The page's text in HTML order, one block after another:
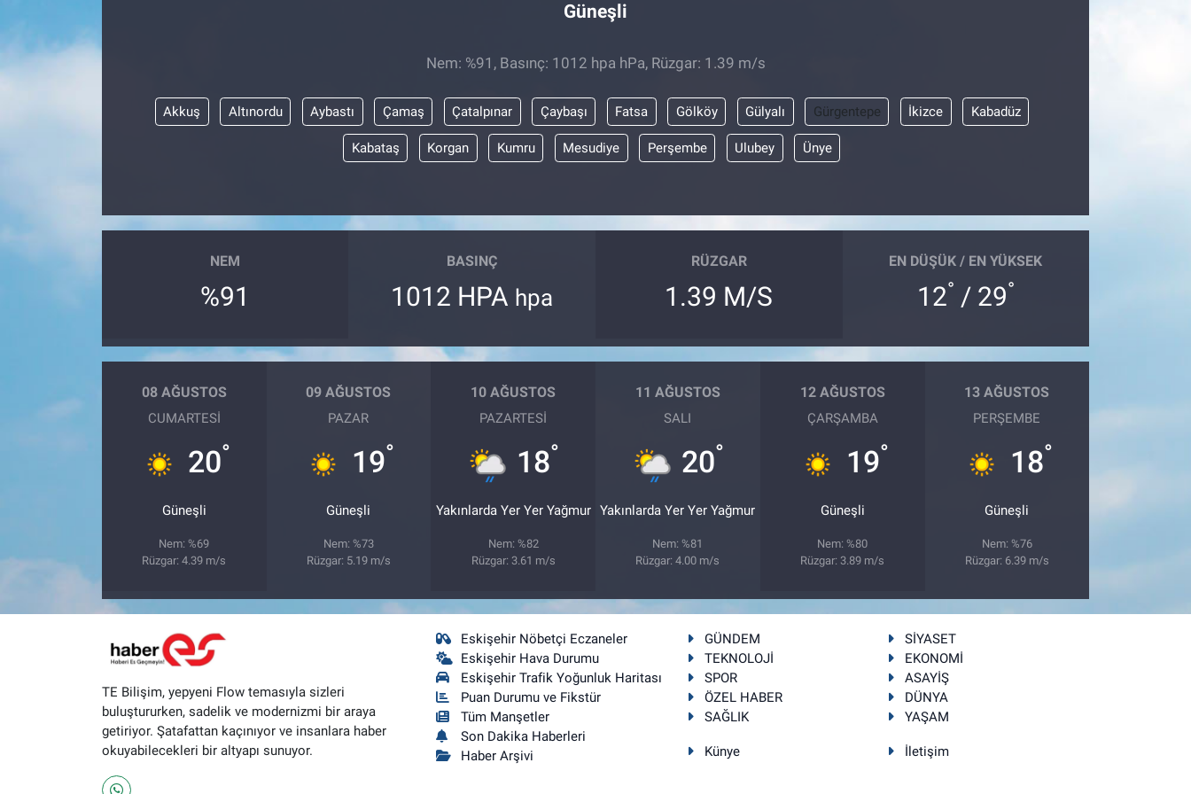
Güneşli
Nem: %91, Basınç: 1012 hpa hPa, Rüzgar: 1.39 m/s
Akkuş Altınordu Aybastı Çamaş Çatalpınar Çaybaşı Fatsa Gölköy Gülyalı Gürgentepe İkizce Kabadüz
Kabataş Korgan Kumru Mesudiye Perşembe Ulubey Ünye
NEM
%91
BASINÇ
1012 HPA hpa
RÜZGAR
1.39 M/S
EN DÜŞÜK / EN YÜKSEK
12° / 29°
08 AĞUSTOS
CUMARTESI
20°
Güneşli
Nem: %69
Rüzgar: 4.39 m/s
09 AĞUSTOS
PAZAR
19°
Güneşli
Nem: %73
Rüzgar: 5.19 m/s
10 AĞUSTOS
PAZARTESI
18°
Yakınlarda Yer Yer Yağmur
Nem: %82
Rüzgar: 3.61 m/s
11 AĞUSTOS
SALI
20°
Yakınlarda Yer Yer Yağmur
Nem: %81
Rüzgar: 4.00 m/s
12 AĞUSTOS
ÇARŞAMBA
19°
Güneşli
Nem: %80
Rüzgar: 3.89 m/s
13 AĞUSTOS
PERŞEMBE
18°
Güneşli
Nem: %76
Rüzgar: 6.39 m/s
TE Bilişim, yepyeni Flow temasıyla sizleri
buluştururken, sadelik ve modernizmi bir araya
getiriyor. Şatafattan kaçınıyor ve insanlara haber
okuyabilecekleri bir altyapı sunuyor.
Eskişehir Nöbetçi Eczaneler
Eskişehir Hava Durumu
Eskişehir Trafik Yoğunluk Haritası
Puan Durumu ve Fikstür
Tüm Manşetler
Son Dakika Haberleri
Haber Arşivi
GÜNDEM
SİYASET
TEKNOLOJİ
EKONOMİ
SPOR
ASAYİŞ
ÖZEL HABER
DÜNYA
SAĞLIK
YAŞAM
Künye İletişim
ASAYİŞ